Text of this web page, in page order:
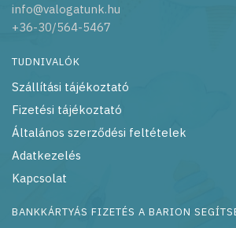
info@valogatunk.hu
+36-30/564-5467
TUDNIVALÓK
Szállítási tájékoztató
Fizetési tájékoztató
Általános szerződési feltételek
Adatkezelés
Kapcsolat
BANKKÁRTYÁS FIZETÉS A BARION